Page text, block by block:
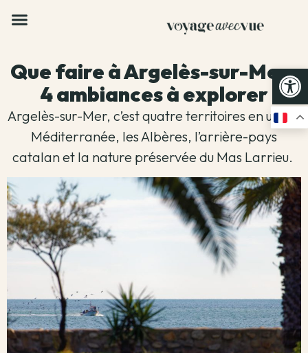
Que faire à Argelès-sur-Mer :
4 ambiances à explorer
Argelès-sur-Mer, c’est quatre territoires en un : la
Méditerranée, les Albères, l’arrière-pays
catalan et la nature préservée du Mas Larrieu.